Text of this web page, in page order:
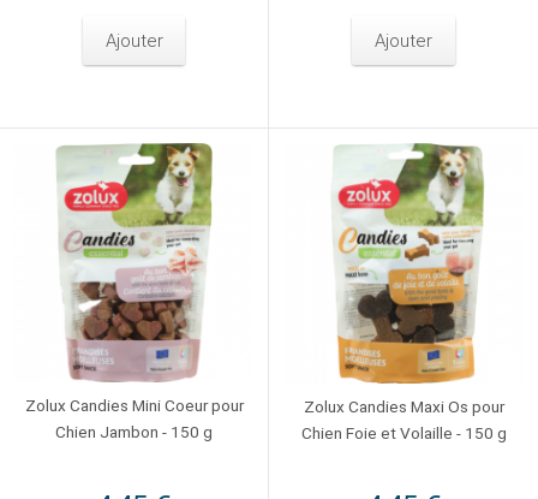
Ajouter Ajouter
Zolux Candies Mini Coeur pour
Chien Jambon - 150 g
Zolux Candies Maxi Os pour
Chien Foie et Volaille - 150 g